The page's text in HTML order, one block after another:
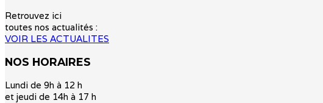
Retrouvez ici
toutes nos actualités :
VOIR LES ACTUALITES
NOS HORAIRES
Lundi de 9h à 12 h
et jeudi de 14h à 17 h